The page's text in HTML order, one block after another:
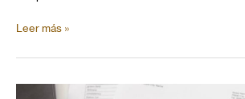
Leer más »